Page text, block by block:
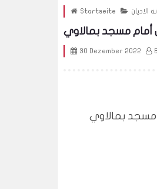
Startseite الاديان
30 Dezember 2022
مسجد بمالاوي